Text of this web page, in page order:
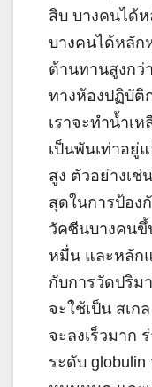
สิบ บางคนได้
บางคนได้หลัก
ต้านทานสูงกว่
ทางห้องปฏิบัติ
เราจะทำน้ำเห
เป็นพันเท่าอยู่
สูง ตัวอย่างเช่
สุดในการป้อง
วัคซีนบางคนขึ้
หมื่น และหลัก
กับการวัดปริม
จะใช้เป็น สเก
จะลงเร็วมาก
ระดับ